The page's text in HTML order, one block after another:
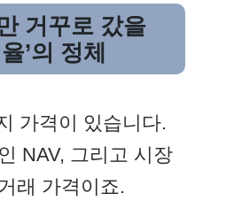
거꾸로 갔을
’의 정체
가격이 있습니다.
NAV, 그리고 시장
래 가격이죠.